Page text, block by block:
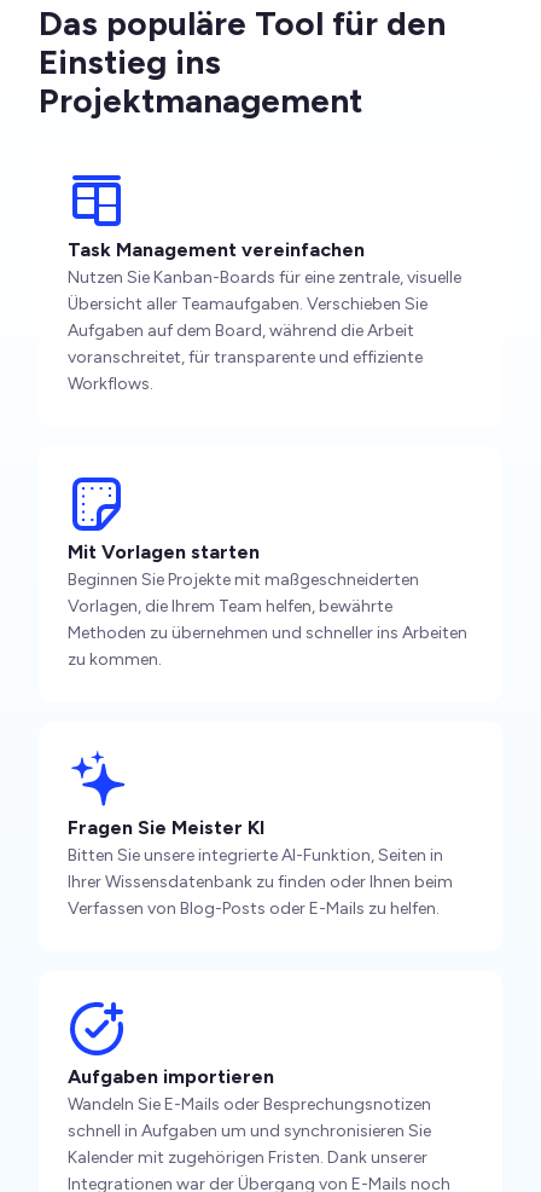
Das populäre Tool für den
Einstieg ins
Projektmanagement
Task Management vereinfachen
Nutzen Sie Kanban-Boards für eine zentrale, visuelle
Übersicht aller Teamaufgaben. Verschieben Sie
Aufgaben auf dem Board, während die Arbeit
voranschreitet, für transparente und effiziente
Workflows.
Mit Vorlagen starten
Beginnen Sie Projekte mit maßgeschneiderten
Vorlagen, die Ihrem Team helfen, bewährte
Methoden zu übernehmen und schneller ins Arbeiten
zu kommen.
Fragen Sie Meister KI
Bitten Sie unsere integrierte AI-Funktion, Seiten in
Ihrer Wissensdatenbank zu finden oder Ihnen beim
Verfassen von Blog-Posts oder E-Mails zu helfen.
Aufgaben importieren
Wandeln Sie E-Mails oder Besprechungsnotizen
schnell in Aufgaben um und synchronisieren Sie
Kalender mit zugehörigen Fristen. Dank unserer
Integrationen war der Übergang von E-Mails noch